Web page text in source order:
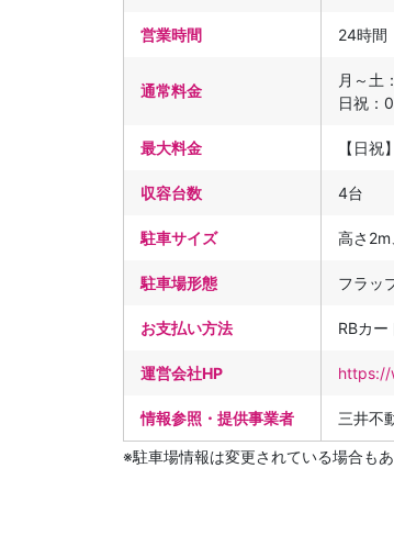
営業時間 24時間
通常料金
月～土
日祝：
最大料金 【日
収容台数 4台
駐車サイズ 高さ
駐車場形態 フラッ
お支払い方法 RBカ
運営会社HP https://
情報参照・提供事業者 三井不
※駐車場情報は変更されている場合も